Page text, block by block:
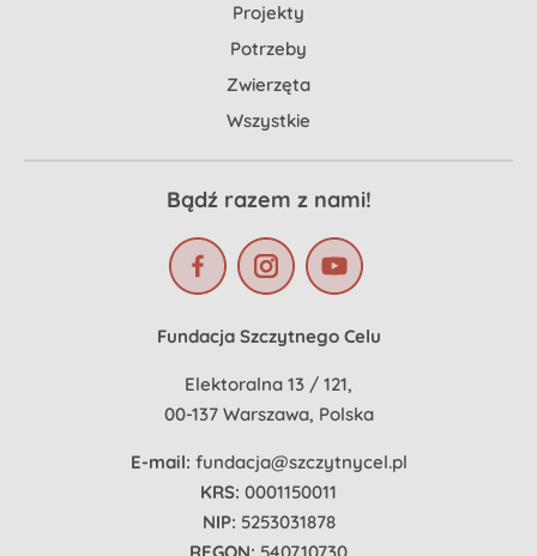
Projekty
Potrzeby
Zwierzęta
Wszystkie
Bądź razem z nami!
Fundacja Szczytnego Celu
Elektoralna 13 / 121,
00-137 Warszawa, Polska
E-mail: fundacja@szczytnycel.pl
KRS: 0001150011
NIP: 5253031878